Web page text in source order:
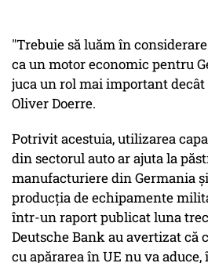
"Trebuie să luăm în
ca un motor economic pentru
juca un rol mai important decât
Oliver Doerre.
Potrivit acestuia, utilizarea
din sectorul auto ar ajuta la
manufacturiere din Germania
producţia de echipamente
într-un raport publicat luna
Deutsche Bank au avertizat că
cu apărarea în UE nu va